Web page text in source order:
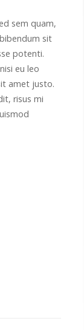
sem quam,
sit
potenti.
eu leo
amet justo.
risus mi